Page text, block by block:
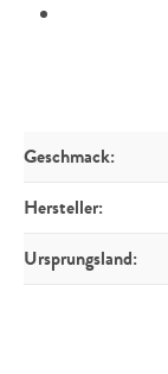
Geschmack:
Hersteller:
Ursprungsland: